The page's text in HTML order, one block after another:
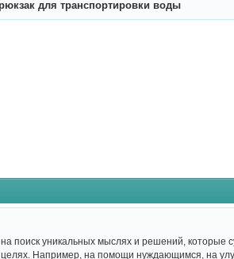
для транспортировки воды
поиск уникальных мыслях и решений, которые
Например, на помощи нуждающимся, на